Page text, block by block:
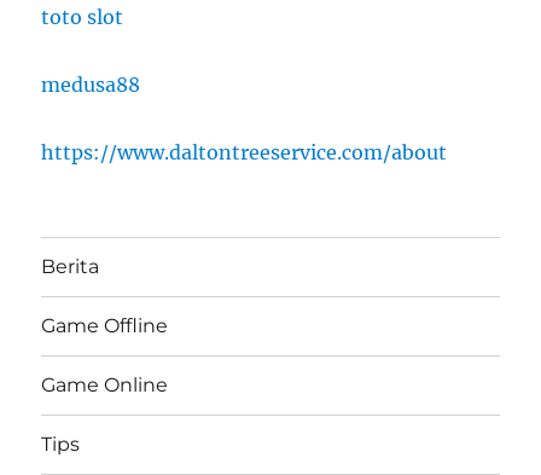
toto slot
medusa88
https://www.daltontreeservice.com/about
Berita
Game Offline
Game Online
Tips